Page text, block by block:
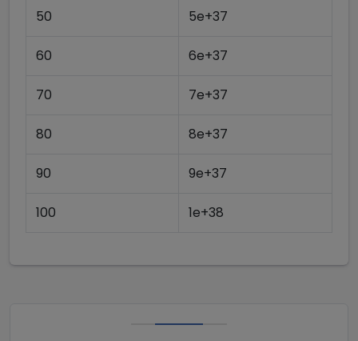
50 5e+37
60 6e+37
70 7e+37
80 8e+37
90 9e+37
100 1e+38